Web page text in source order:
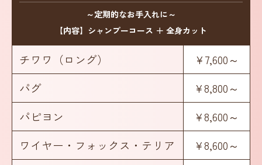
～定期的なお手入れに～
【内容】シャンプーコース ＋ 全身カット
チワワ（ロング）
¥7,600～
パグ
¥8,800～
パピヨン
¥8,600～
ワイヤー・フォックス・テリア
¥8,600～